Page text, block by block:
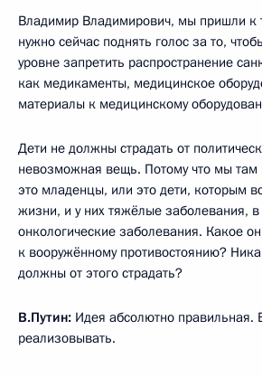
Владимир Владимирович, мы пришли к
нужно сейчас поднять голос за то,
уровне запретить распространение
как медикаменты, медицинское
материалы к медицинскому
Дети не должны страдать от
невозможная вещь. Потому что мы там
это младенцы, или это дети, которым
жизни, и у них тяжёлые заболевания, в
онкологические заболевания. Какое
к вооружённому противостоянию?
должны от этого страдать?
В.Путин: Идея абсолютно правильная.
реализовывать.